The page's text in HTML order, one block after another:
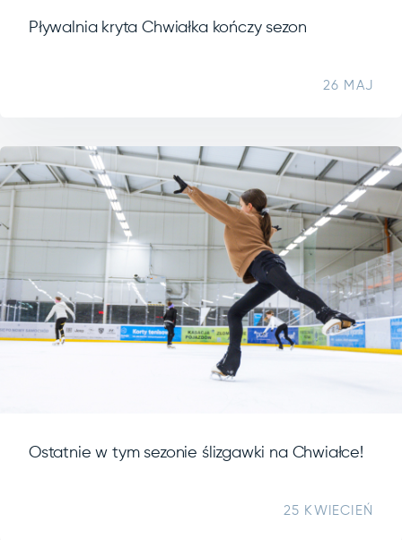
Pływalnia kryta Chwiałka kończy sezon
26 MAJ
Ostatnie w tym sezonie ślizgawki na Chwiałce!
25 KWIECIEŃ